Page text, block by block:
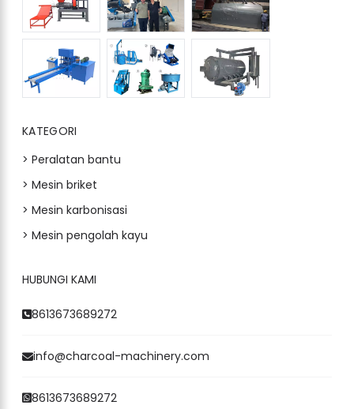
KATEGORI
> Peralatan bantu
> Mesin briket
> Mesin karbonisasi
> Mesin pengolah kayu
HUBUNGI KAMI
8613673689272
info@charcoal-machinery.com
8613673689272